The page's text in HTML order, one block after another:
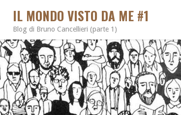
IL MONDO VISTO DA ME #1
Blog di Bruno Cancellieri (parte 1)